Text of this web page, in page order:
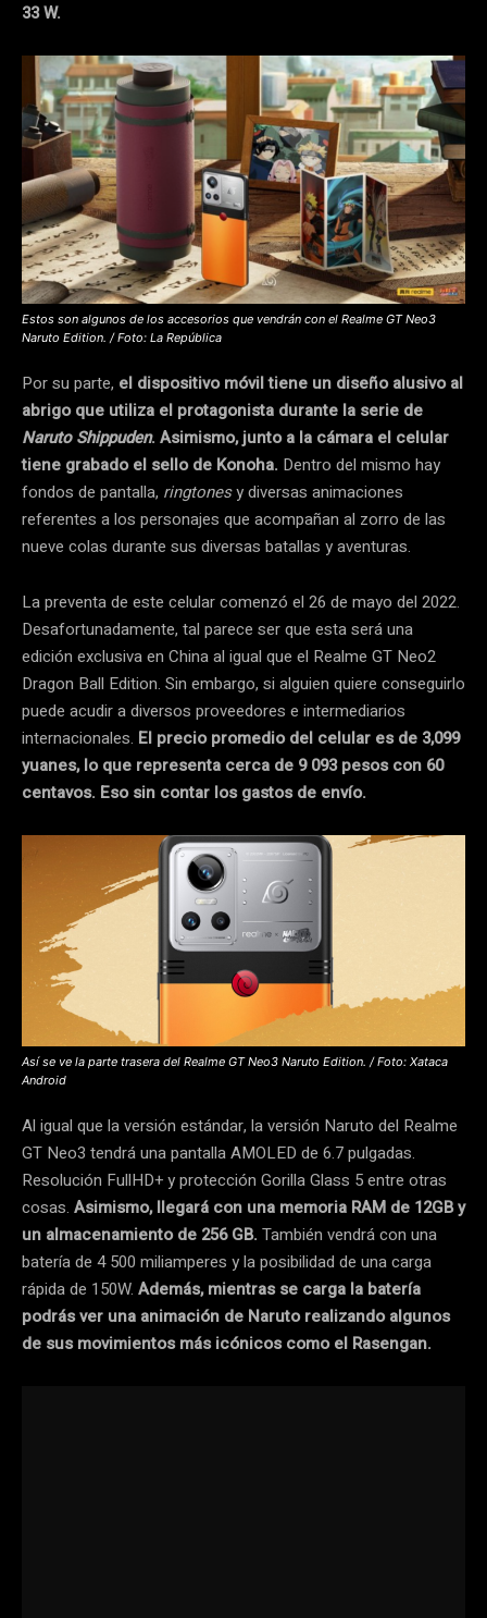
33 W.
Estos son algunos de los accesorios que vendrán con el Realme GT Neo3
Naruto Edition. / Foto: La República
Por su parte, el dispositivo móvil tiene un diseño alusivo al
abrigo que utiliza el protagonista durante la serie de
Naruto Shippuden. Asimismo, junto a la cámara el celular
tiene grabado el sello de Konoha. Dentro del mismo hay
fondos de pantalla, ringtonesy diversas animaciones
referentes a los personajes que acompañan al zorro de las
nueve colas durante sus diversas batallas y aventuras.
La preventa de este celular comenzó el 26 de mayo del 2022.
Desafortunadamente, tal parece ser que esta será una
edición exclusiva en China al igual que el Realme GT Neo2
Dragon Ball Edition. Sin embargo, si alguien quiere conseguirlo
puede acudir a diversos proveedores e intermediarios
internacionales. El precio promedio del celular es de 3,099
yuanes, lo que representa cerca de 9 093 pesos con 60
centavos. Eso sin contar los gastos de envío.
Así se ve la parte trasera del Realme GT Neo3 Naruto Edition. / Foto: Xataca
Android
Al igual que la versión estándar, la versión Naruto del Realme
GT Neo3 tendrá una pantalla AMOLED de 6.7 pulgadas.
Resolución FullHD+ y protección Gorilla Glass 5 entre otras
cosas. Asimismo, llegará con una memoria RAM de 12GB y
un almacenamiento de 256 GB. También vendrá con una
batería de 4 500 miliamperes y la posibilidad de una carga
rápida de 150W. Además, mientras se carga la batería
podrás ver una animación de Naruto realizando algunos
de sus movimientos más icónicos como el Rasengan.